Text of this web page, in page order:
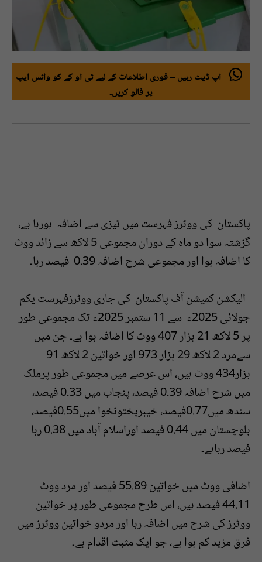
اپ ڈیٹ رہیں – فوری اطلاعات کے لیے ٹی او کے کو واٹس ایپ
پر فالو کریں۔
پاکستان کی ووٹرز فہرست میں تیزی سے اضافہ ہورہا ہے،
گزشتہ سوا دو ماہ کے دوران مجموعی 5 لاکھ سے زائد ووٹ
کا اضافہ ہوا اور مجموعی شرح اضافہ 0.39 فیصد رہا۔
الیکشن کمیشن آف پاکستان کی جاری ووٹرزفہرست یکم
جولائی 2025ء سے 11 ستمبر 2025ء تک مجموعی طور
پر 5 لاکھ 21 ہزار 407 ووٹ کا اضافہ ہوا ہے۔ جن میں
سےمرد 2 لاکھ 29 ہزار 973 اور خواتین 2 لاکھ 91
ہزار434 ووٹ ہیں، اس عرصے میں مجموعی طور پرملک
میں شرح اضافہ 0.39 فیصد، پنجاب میں 0.33 فیصد،
سندھ میں0.77فیصد، خیبرپختونخوا میں0.55فیصد،
بلوچستان میں 0.44 فیصد اوراسلام آباد میں 0.38 رہا
فیصد رہاہے۔
اضافی ووٹ میں خواتین 55.89 فیصد اور مرد ووٹ
44.11 فیصد ہیں، اس طرح مجموعی طور پر خواتین
ووٹرز کی شرح میں اضافہ رہا اور مردو خواتین ووٹرز میں
فرق مزید کم ہوا ہے، جو ایک مثبت اقدام ہے۔